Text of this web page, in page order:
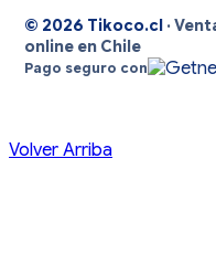
© 2026 Tikoco.cl ·
online en Chile
Pago seguro con
Volver Arriba